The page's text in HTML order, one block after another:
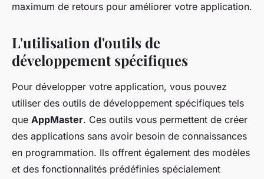
maximum de retours pour améliorer votre application.
L'utilisation d'outils de
développement spécifiques
Pour développer votre application, vous pouvez
utiliser des outils de développement spécifiques tels
que AppMaster. Ces outils vous permettent de créer
des applications sans avoir besoin de connaissances
en programmation. Ils offrent également des modèles
et des fonctionnalités prédéfinies spécialement